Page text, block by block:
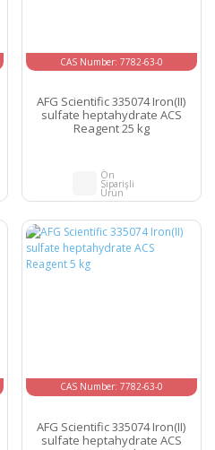
CAS Number: 7782-63-0
AFG Scientific 335074 Iron(II)
sulfate heptahydrate ACS
Reagent 25 kg
Ön
Siparişli
Ürün
CAS Number: 7782-63-0
AFG Scientific 335074 Iron(II)
sulfate heptahydrate ACS